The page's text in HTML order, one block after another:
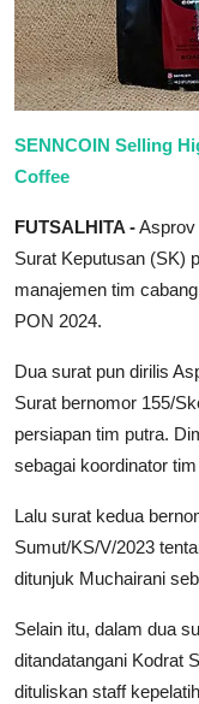
SENNCOIN Selling
Coffee
FUTSALHITA -Asprov
Surat Keputusan (SK)
manajemen tim
PON 2024.
Dua surat pun dirilis
Surat bernomor 155/
persiapan tim putra.
sebagai koordinator
Lalu surat kedua
Sumut/KS/V/2023
ditunjuk Muchairani
Selain itu, dalam dua
ditandatangani Kodrat
dituliskan staff